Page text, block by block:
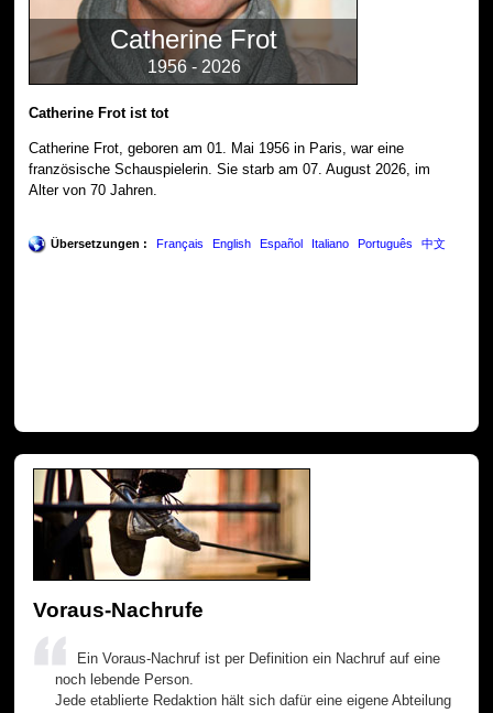
Catherine Frot
1956 - 2026
Catherine Frot ist tot
Catherine Frot, geboren am 01. Mai 1956 in Paris, war eine
französische Schauspielerin. Sie starb am 07. August 2026, im
Alter von 70 Jahren.
Übersetzungen : Français English Español Italiano Português 中文
Voraus-Nachrufe
Ein Voraus-Nachruf ist per Definition ein Nachruf auf eine
noch lebende Person.
Jede etablierte Redaktion hält sich dafür eine eigene Abteilung